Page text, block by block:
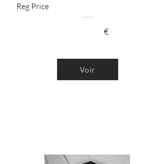
Reg Price
€
Voir